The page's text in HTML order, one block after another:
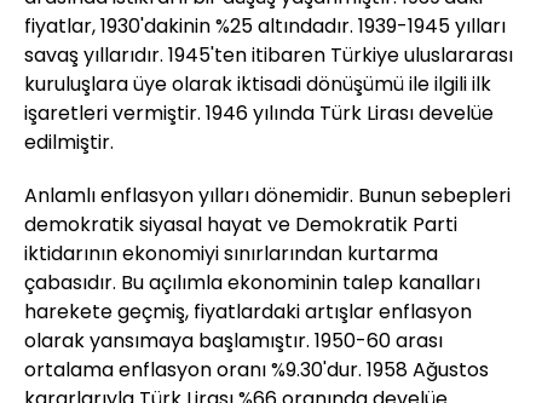
fiyatlar, 1930'dakinin %25 altındadır. 1939-1945 yılları
savaş yıllarıdır. 1945'ten itibaren Türkiye uluslararası
kuruluşlara üye olarak iktisadi dönüşümü ile ilgili ilk
işaretleri vermiştir. 1946 yılında Türk Lirası develüe
edilmiştir.
Anlamlı enflasyon yılları dönemidir. Bunun sebepleri
demokratik siyasal hayat ve Demokratik Parti
iktidarının ekonomiyi sınırlarından kurtarma
çabasıdır. Bu açılımla ekonominin talep kanalları
harekete geçmiş, fiyatlardaki artışlar enflasyon
olarak yansımaya başlamıştır. 1950-60 arası
ortalama enflasyon oranı %9.30'dur. 1958 Ağustos